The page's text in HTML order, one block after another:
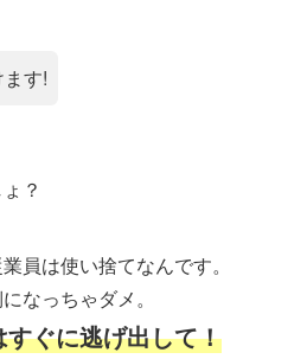
す!
？
員は使い捨てなんです。
なっちゃダメ。
ぐに逃げ出して！